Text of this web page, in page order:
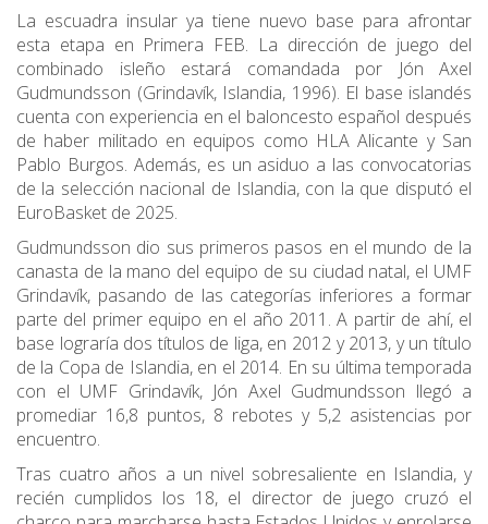
La escuadra insular ya tiene nuevo base para afrontar
esta etapa en Primera FEB. La dirección de juego del
combinado isleño estará comandada por Jón Axel
Gudmundsson (Grindavík, Islandia, 1996). El base islandés
cuenta con experiencia en el baloncesto español después
de haber militado en equipos como HLA Alicante y San
Pablo Burgos. Además, es un asiduo a las convocatorias
de la selección nacional de Islandia, con la que disputó el
EuroBasket de 2025.
Gudmundsson dio sus primeros pasos en el mundo de la
canasta de la mano del equipo de su ciudad natal, el UMF
Grindavík, pasando de las categorías inferiores a formar
parte del primer equipo en el año 2011. A partir de ahí, el
base lograría dos títulos de liga, en 2012 y 2013, y un título
de la Copa de Islandia, en el 2014. En su última temporada
con el UMF Grindavík, Jón Axel Gudmundsson llegó a
promediar 16,8 puntos, 8 rebotes y 5,2 asistencias por
encuentro.
Tras cuatro años a un nivel sobresaliente en Islandia, y
recién cumplidos los 18, el director de juego cruzó el